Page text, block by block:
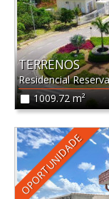
TERRENOS
Residencial
1009.72 m²
OPORTUNIDADE